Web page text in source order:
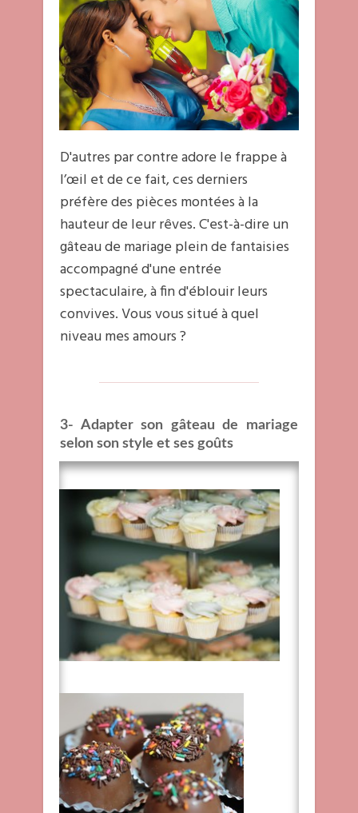
D'autres par contre adore le frappe à
l’œil et de ce fait, ces derniers
préfère des pièces montées à la
hauteur de leur rêves. C'est-à-dire un
gâteau de mariage plein de fantaisies
accompagné d'une entrée
spectaculaire, à fin d'éblouir leurs
convives. Vous vous situé à quel
niveau mes amours ?
3- Adapter son gâteau de mariage
selon son style et ses goûts